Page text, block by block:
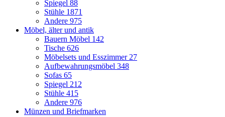
Spiegel 88
Stühle 1871
Andere 975
Möbel, älter und antik
Bauern Möbel 142
Tische 626
Möbelsets und Esszimmer 27
Aufbewahrungsmöbel 348
Sofas 65
Spiegel 212
Stühle 415
Andere 976
Münzen und Briefmarken